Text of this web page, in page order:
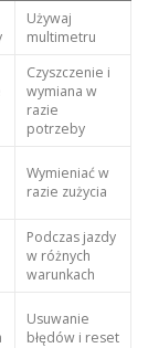
Używaj
multimetru
Czyszczenie i
wymiana w
razie
potrzeby
Wymieniać w
razie zużycia
Podczas jazdy
w różnych
warunkach
Usuwanie
błędów i reset